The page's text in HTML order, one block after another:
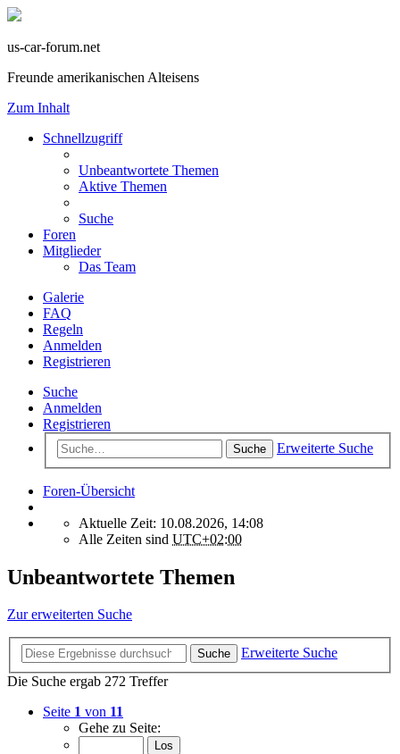
us-car-forum.net
Freunde amerikanischen Alteisens
Zum Inhalt
Schnellzugriff
Unbeantwortete Themen
Aktive Themen
Suche
Foren
Mitglieder
Das Team
Galerie
FAQ
Regeln
Anmelden
Registrieren
Suche
Anmelden
Registrieren
Suche Erweiterte Suche
Foren-Übersicht
Aktuelle Zeit: 10.08.2026, 14:08
Alle Zeiten sind UTC+02:00
Unbeantwortete Themen
Zur erweiterten Suche
Suche
Erweiterte Suche
Die Suche ergab 272 Treffer
Seite 1 von 11
Gehe zu Seite: